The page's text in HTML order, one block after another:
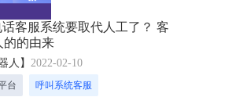
客服系统要取代人工了？ 客
的的由来
人】 2022-02-10
台 呼叫系统客服